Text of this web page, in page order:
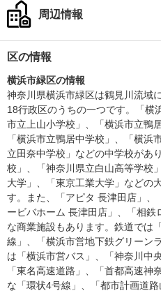
周辺情報
区の情報
横浜市緑区の情報
神奈川県横浜市緑区は鶴見川流域
18行政区のうちの一つです。「横
市立上山小学校」、「横浜市立鴨
「横浜市立鴨居中学校」、「横
立田奈中学校」などの中学校があ
校」、「神奈川県立白山高等学校
大学」、「東京工業大学」などの
す。また、「アピタ 長津田店」
ービバホーム 長津田店」、「相鉄
な商業施設もあります。鉄道では
線」、「横浜市営地下鉄グリーン
は「横浜市営バス」、「神奈川中
「東名高速道路」、「首都高速
な「環状4号線」、「都市計画道